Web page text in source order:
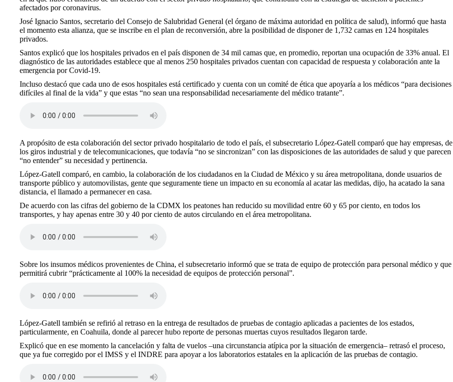
afectados por coronavirus.
José Ignacio Santos, secretario del Consejo de Salubridad General (el órgano de máxima autoridad en política de salud), informó que hasta
el momento esta alianza, que se inscribe en el plan de reconversión, abre la posibilidad de disponer de 1,732 camas en 124 hospitales
privados.
Santos explicó que los hospitales privados en el país disponen de 34 mil camas que, en promedio, reportan una ocupación de 33% anual. El
diagnóstico de las autoridades establece que al menos 250 hospitales privados cuentan con capacidad de respuesta y colaboración ante la
emergencia por Covid-19.
Incluso destacó que cada uno de esos hospitales está certificado y cuenta con un comité de ética que apoyaría a los médicos “para decisiones
difíciles al final de la vida” y que estas “no sean una responsabilidad necesariamente del médico tratante”.
A propósito de esta colaboración del sector privado hospitalario de todo el país, el subsecretario López-Gatell comparó que hay empresas, de
los giros industrial y de telecomunicaciones, que todavía “no se sincronizan” con las disposiciones de las autoridades de salud y que parecen
“no entender” su necesidad y pertinencia.
López-Gatell comparó, en cambio, la colaboración de los ciudadanos en la Ciudad de México y su área metropolitana, donde usuarios de
transporte público y automovilistas, gente que seguramente tiene un impacto en su economía al acatar las medidas, dijo, ha acatado la sana
distancia, el llamado a permanecer en casa.
De acuerdo con las cifras del gobierno de la CDMX los peatones han reducido su movilidad entre 60 y 65 por ciento, en todos los
transportes, y hay apenas entre 30 y 40 por ciento de autos circulando en el área metropolitana.
Sobre los insumos médicos provenientes de China, el subsecretario informó que se trata de equipo de protección para personal médico y que
permitirá cubrir “prácticamente al 100% la necesidad de equipos de protección personal”.
López-Gatell también se refirió al retraso en la entrega de resultados de pruebas de contagio aplicadas a pacientes de los estados,
particularmente, en Coahuila, donde al parecer hubo reporte de personas muertas cuyos resultados llegaron tarde.
Explicó que en ese momento la cancelación y falta de vuelos –una circunstancia atípica por la situación de emergencia– retrasó el proceso,
que ya fue corregido por el IMSS y el INDRE para apoyar a los laboratorios estatales en la aplicación de las pruebas de contagio.